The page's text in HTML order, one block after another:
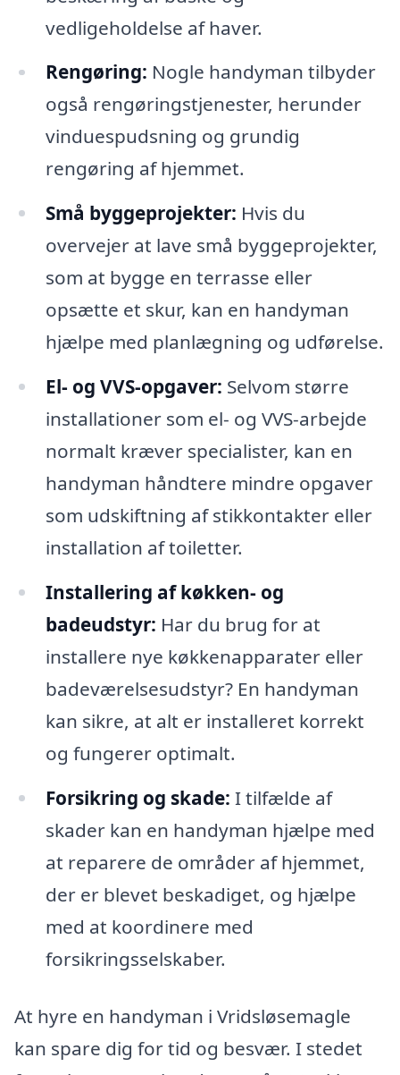
vedligeholdelse af haver.
Rengøring: Nogle handyman tilbyder
også rengøringstjenester, herunder
vinduespudsning og grundig
rengøring af hjemmet.
Små byggeprojekter: Hvis du
overvejer at lave små byggeprojekter,
som at bygge en terrasse eller
opsætte et skur, kan en handyman
hjælpe med planlægning og udførelse.
El- og VVS-opgaver: Selvom større
installationer som el- og VVS-arbejde
normalt kræver specialister, kan en
handyman håndtere mindre opgaver
som udskiftning af stikkontakter eller
installation af toiletter.
Installering af køkken- og
badeudstyr: Har du brug for at
installere nye køkkenapparater eller
badeværelsesudstyr? En handyman
kan sikre, at alt er installeret korrekt
og fungerer optimalt.
Forsikring og skade: I tilfælde af
skader kan en handyman hjælpe med
at reparere de områder af hjemmet,
der er blevet beskadiget, og hjælpe
med at koordinere med
forsikringsselskaber.
At hyre en handyman i Vridsløsemagle
kan spare dig for tid og besvær. I stedet